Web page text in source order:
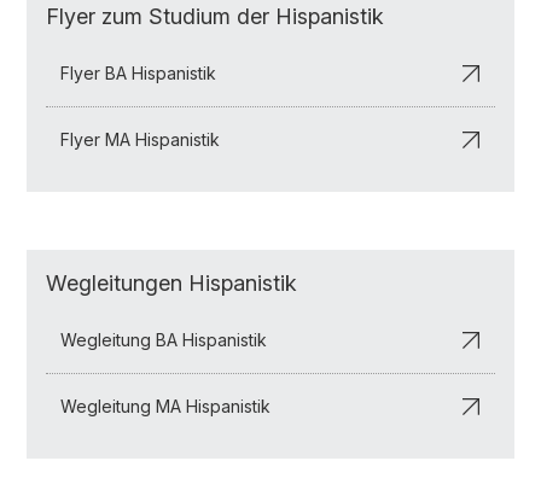
Flyer zum Studium der Hispanistik
Flyer BA Hispanistik
Flyer MA Hispanistik
Wegleitungen Hispanistik
Wegleitung BA Hispanistik
Wegleitung MA Hispanistik